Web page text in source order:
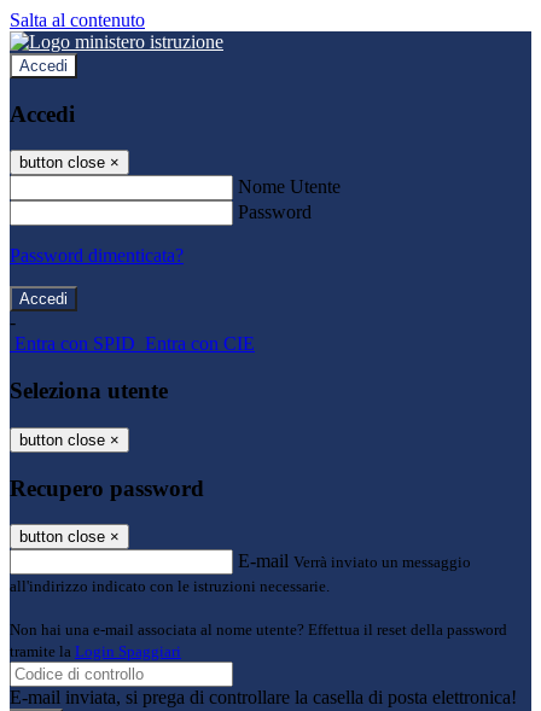
Salta al contenuto
Accedi
Accedi
button close ×
Nome Utente
Password
Password dimenticata?
-
Entra con SPID Entra con CIE
Seleziona utente
button close ×
Recupero password
button close ×
E-mail Verrà inviato un messaggio
all'indirizzo indicato con le istruzioni necessarie.
Non hai una e-mail associata al nome utente? Effettua il reset della password
tramite la Login Spaggiari
E-mail inviata, si prega di controllare la casella di posta elettronica!